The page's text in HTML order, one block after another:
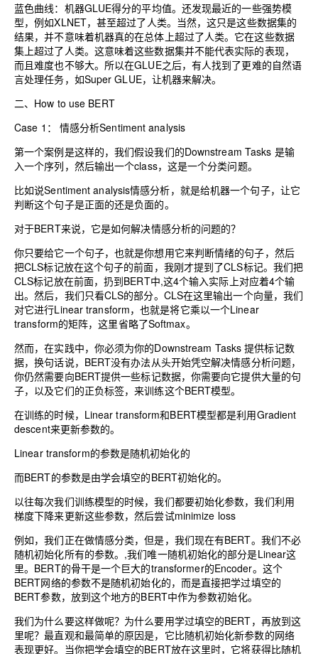
蓝色曲线：机器GLUE得分的平均值。还发现最近的一些强势模
型，例如XLNET，甚至超过了人类。当然，这只是这些数据集的
结果，并不意味着机器真的在总体上超过了人类。它在这些数据
集上超过了人类。这意味着这些数据集并不能代表实际的表现，
而且难度也不够大。所以在GLUE之后，有人找到了更难的自然语
言处理任务，如Super GLUE，让机器来解决。
二、How to use BERT
Case 1： 情感分析Sentiment analysis
第一个案例是这样的，我们假设我们的Downstream Tasks 是输
入一个序列，然后输出一个class，这是一个分类问题。
比如说Sentiment analysis情感分析，就是给机器一个句子，让它
判断这个句子是正面的还是负面的。
对于BERT来说，它是如何解决情感分析的问题的？
你只要给它一个句子，也就是你想用它来判断情绪的句子，然后
把CLS标记放在这个句子的前面，我刚才提到了CLS标记。我们把
CLS标记放在前面，扔到BERT中,这4个输入实际上对应着4个输
出。然后，我们只看CLS的部分。CLS在这里输出一个向量，我们
对它进行Linear transform，也就是将它乘以一个Linear
transform的矩阵，这里省略了Softmax。
然而，在实践中，你必须为你的Downstream Tasks 提供标记数
据，换句话说，BERT没有办法从头开始凭空解决情感分析问题，
你仍然需要向BERT提供一些标记数据，你需要向它提供大量的句
子，以及它们的正负标签，来训练这个BERT模型。
在训练的时候，Linear transform和BERT模型都是利用Gradient
descent来更新参数的。
Linear transform的参数是随机初始化的
而BERT的参数是由学会填空的BERT初始化的。
以往每次我们训练模型的时候，我们都要初始化参数，我们利用
梯度下降来更新这些参数，然后尝试minimize loss
例如，我们正在做情感分类，但是，我们现在有BERT。我们不必
随机初始化所有的参数。,我们唯一随机初始化的部分是Linear这
里。BERT的骨干是一个巨大的transformer的Encoder。这个
BERT网络的参数不是随机初始化的，而是直接把学过填空的
BERT参数，放到这个地方的BERT中作为参数初始化。
我们为什么要这样做呢？为什么要用学过填空的BERT，再放到这
里呢？最直观和最简单的原因是，它比随机初始化新参数的网络
表现更好。当你把学会填空的BERT放在这里时，它将获得比随机